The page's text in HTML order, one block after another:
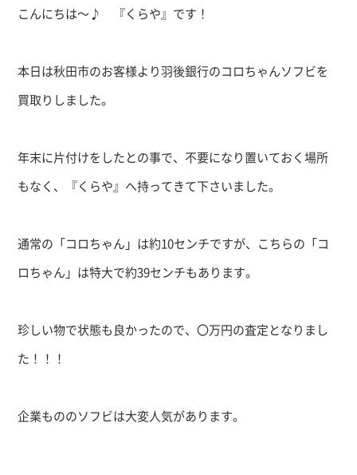
こんにちは～♪ 『くらや』です！
本日は秋田市のお客様より羽後銀行のコロちゃんソフビを
買取りしました。
年末に片付けをしたとの事で、不要になり置いておく場所
もなく、『くらや』へ持ってきて下さいました。
通常の「コロちゃん」は約10センチですが、こちらの「コ
ロちゃん」は特大で約39センチもあります。
珍しい物で状態も良かったので、〇万円の査定となりまし
た！！！
企業もののソフビは大変人気があります。